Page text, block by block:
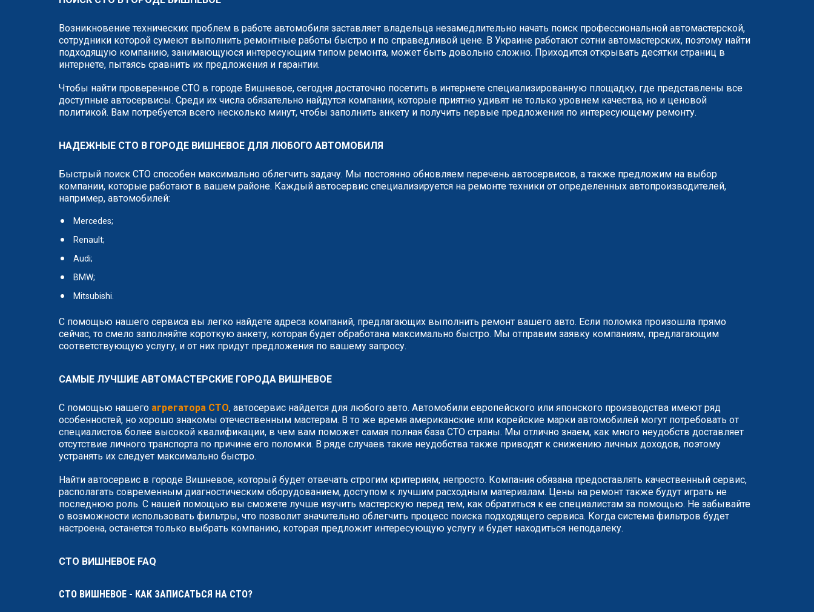
Возникновение технических проблем в работе автомобиля заставляет владельца незамедлительно начать поиск профессиональной автомастерской,
сотрудники которой сумеют выполнить ремонтные работы быстро и по справедливой цене. В Украине работают сотни автомастерских, поэтому найти
подходящую компанию, занимающуюся интересующим типом ремонта, может быть довольно сложно. Приходится открывать десятки страниц в
интернете, пытаясь сравнить их предложения и гарантии.
Чтобы найти проверенное СТО в городе Вишневое, сегодня достаточно посетить в интернете специализированную площадку, где представлены все
доступные автосервисы. Среди их числа обязательно найдутся компании, которые приятно удивят не только уровнем качества, но и ценовой
политикой. Вам потребуется всего несколько минут, чтобы заполнить анкету и получить первые предложения по интересующему ремонту.
НАДЕЖНЫЕ СТО В ГОРОДЕ ВИШНЕВОЕ ДЛЯ ЛЮБОГО АВТОМОБИЛЯ
Быстрый поиск СТО способен максимально облегчить задачу. Мы постоянно обновляем перечень автосервисов, а также предложим на выбор
компании, которые работают в вашем районе. Каждый автосервис специализируется на ремонте техники от определенных автопроизводителей,
например, автомобилей:
Mercedes;
Renault;
Audi;
BMW;
Mitsubishi.
С помощью нашего сервиса вы легко найдете адреса компаний, предлагающих выполнить ремонт вашего авто. Если поломка произошла прямо
сейчас, то смело заполняйте короткую анкету, которая будет обработана максимально быстро. Мы отправим заявку компаниям, предлагающим
соответствующую услугу, и от них придут предложения по вашему запросу.
САМЫЕ ЛУЧШИЕ АВТОМАСТЕРСКИЕ ГОРОДА ВИШНЕВОЕ
С помощью нашего агрегатора СТО, автосервис найдется для любого авто. Автомобили европейского или японского производства имеют ряд
особенностей, но хорошо знакомы отечественным мастерам. В то же время американские или корейские марки автомобилей могут потребовать от
специалистов более высокой квалификации, в чем вам поможет самая полная база СТО страны. Мы отлично знаем, как много неудобств доставляет
отсутствие личного транспорта по причине его поломки. В ряде случаев такие неудобства также приводят к снижению личных доходов, поэтому
устранять их следует максимально быстро.
Найти автосервис в городе Вишневое, который будет отвечать строгим критериям, непросто. Компания обязана предоставлять качественный сервис,
располагать современным диагностическим оборудованием, доступом к лучшим расходным материалам. Цены на ремонт также будут играть не
последнюю роль. С нашей помощью вы сможете лучше изучить мастерскую перед тем, как обратиться к ее специалистам за помощью. Не забывайте
о возможности использовать фильтры, что позволит значительно облегчить процесс поиска подходящего сервиса. Когда система фильтров будет
настроена, останется только выбрать компанию, которая предложит интересующую услугу и будет находиться неподалеку.
СТО ВИШНЕВОЕ FAQ
СТО ВИШНЕВОЕ - КАК ЗАПИСАТЬСЯ НА СТО?